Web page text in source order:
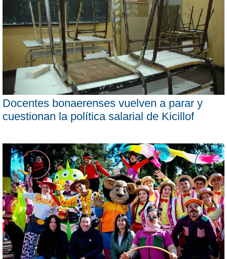
Docentes bonaerenses vuelven a parar y
cuestionan la política salarial de Kicillof